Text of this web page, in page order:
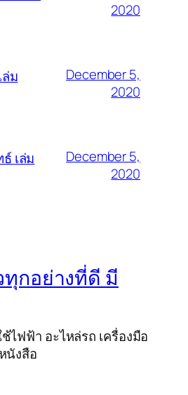
2020
ล่ม
December 5,
2020
เล่ม
December 5,
2020
ทุกอย่างที่ดี มี
ไฟฟ้า อะไหล่รถ เครื่องมือ
นังสือ